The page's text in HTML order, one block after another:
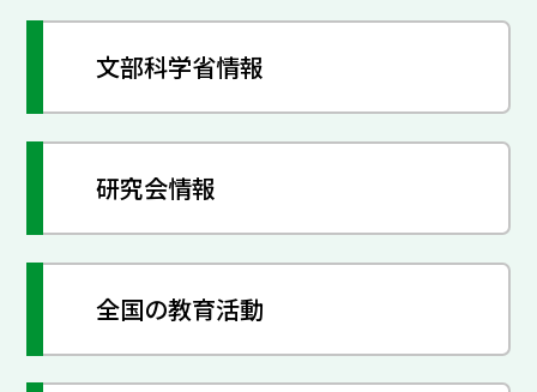
文部科学省情報
研究会情報
全国の教育活動